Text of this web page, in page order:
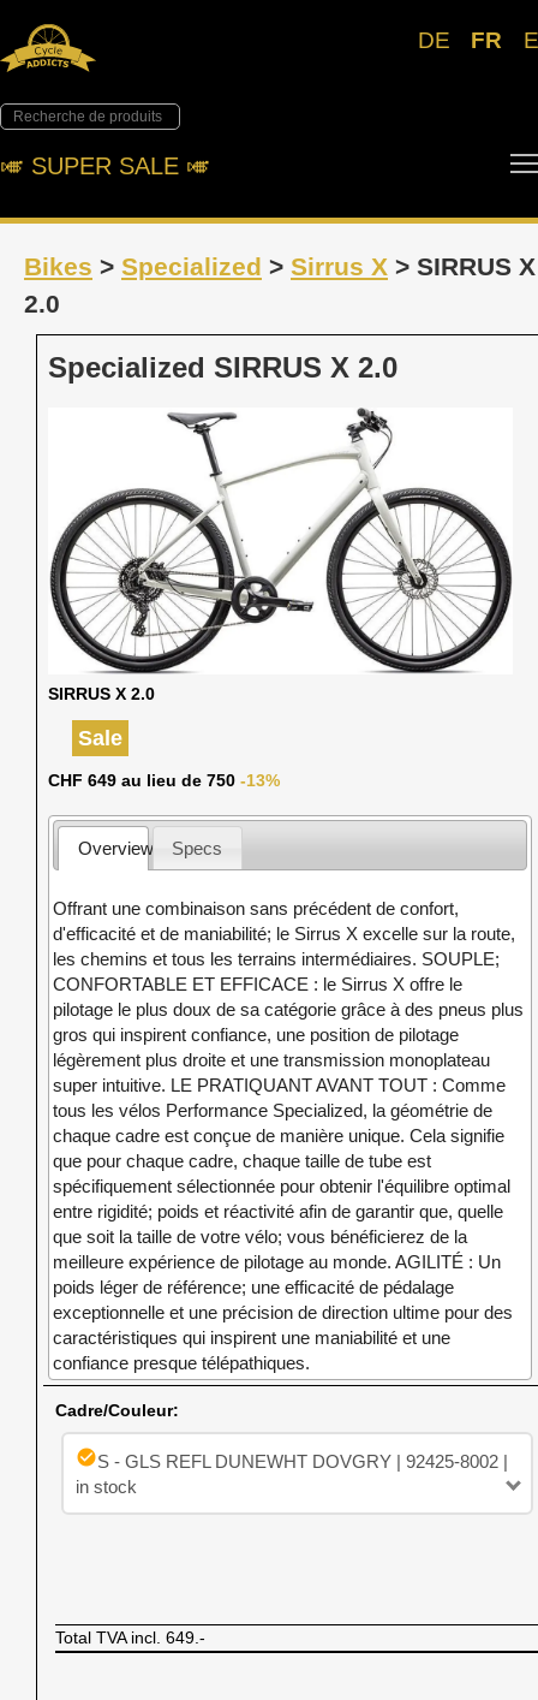
DE FR
🎺︎ SUPER SALE 🎺︎
Bikes > Specialized > Sirrus X > SIRRUS X
2.0
Specialized SIRRUS X 2.0
SIRRUS X 2.0
Sale
CHF 649 au lieu de 750 -13%
Overview Specs
Offrant une combinaison sans précédent de confort,
d'efficacité et de maniabilité; le Sirrus X excelle sur la route,
les chemins et tous les terrains intermédiaires. SOUPLE;
CONFORTABLE ET EFFICACE : le Sirrus X offre le
pilotage le plus doux de sa catégorie grâce à des pneus plus
gros qui inspirent confiance, une position de pilotage
légèrement plus droite et une transmission monoplateau
super intuitive. LE PRATIQUANT AVANT TOUT : Comme
tous les vélos Performance Specialized, la géométrie de
chaque cadre est conçue de manière unique. Cela signifie
que pour chaque cadre, chaque taille de tube est
spécifiquement sélectionnée pour obtenir l'équilibre optimal
entre rigidité; poids et réactivité afin de garantir que, quelle
que soit la taille de votre vélo; vous bénéficierez de la
meilleure expérience de pilotage au monde. AGILITÉ : Un
poids léger de référence; une efficacité de pédalage
exceptionnelle et une précision de direction ultime pour des
caractéristiques qui inspirent une maniabilité et une
confiance presque télépathiques.
Cadre/Couleur:
check_circleS - GLS REFL DUNEWHT DOVGRY | 92425-8002 |
in stock
Total TVA incl. 649.-